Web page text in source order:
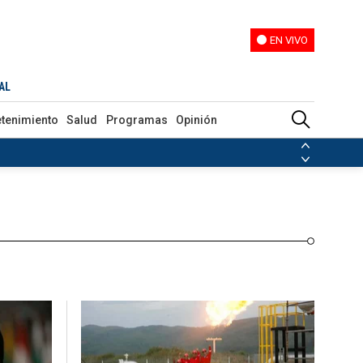
EN VIVO
Salud Programas Opinión
Venezuela Nicolás Maduro
de las FARC